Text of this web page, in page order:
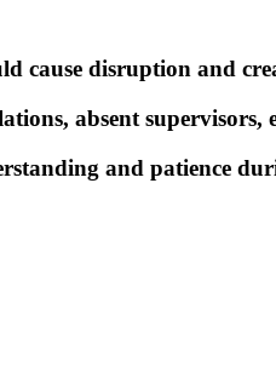
cause disruption and
absent supervisors,
and patience